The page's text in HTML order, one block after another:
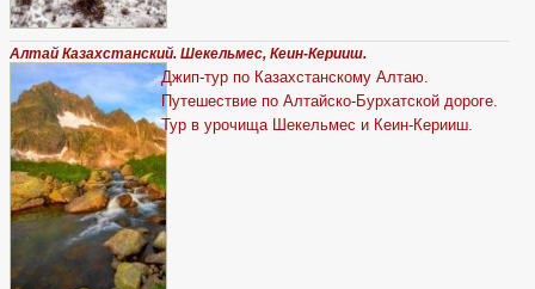
Алтай Казахстанский. Шекельмес, Кеин-Керииш.
Джип-тур по Казахстанскому Алтаю.
Путешествие по Алтайско-Бурхатской дороге.
Тур в урочища Шекельмес и Кеин-Керииш.